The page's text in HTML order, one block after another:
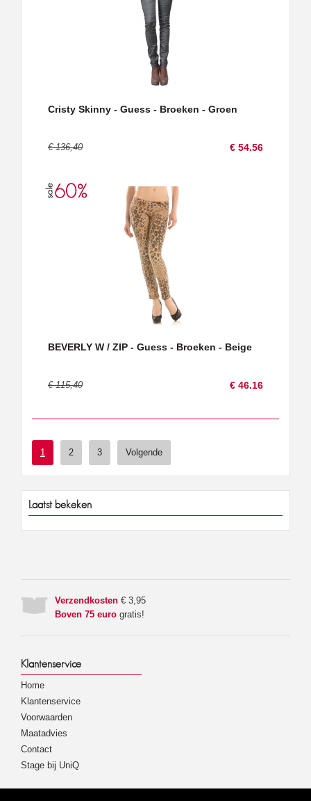
Cristy Skinny - Guess - Broeken - Groen
€ 136,40 € 54.56
BEVERLY W / ZIP - Guess - Broeken - Beige
€ 115,40 € 46.16
1 2 3 Volgende
Laatst bekeken
Verzendkosten € 3,95
Boven 75 euro gratis!
Klantenservice
Home
Klantenservice
Voorwaarden
Maatadvies
Contact
Stage bij UniQ